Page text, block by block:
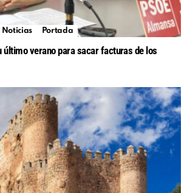
Noticias Portada
último verano para sacar facturas de los